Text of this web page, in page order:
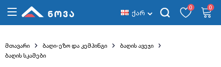
ქარ
0 0
მთავარი ბაღი-ეზო და კემპინგი
ბაღის ავეჯი
ბაღის სკამები